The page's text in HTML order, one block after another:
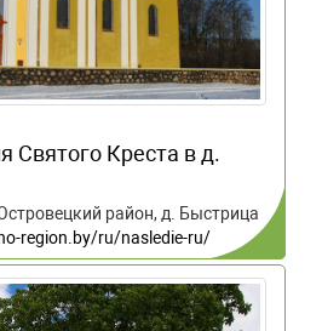
Святого Креста в д.
район, д. Быстрица
region.by/ru/nasledie-ru/